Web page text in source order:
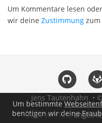
Um Kommentare lesen
wir deine Zustimmung zum
Um bestimmte
benötigen wir deine
Jens Tautenhahn •
Hugo v0.152.2